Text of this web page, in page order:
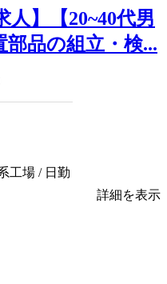
人】【20~40代男
品の組立・検...
工場 / 日勤
詳細を表示